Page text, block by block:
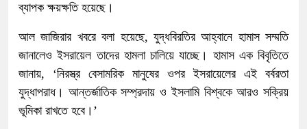
ব্যাপক ক্ষয়ক্ষতি হয়েছে।
আল জাজিরার খবরে বলা হয়েছে, যুদ্ধবিরতির আহ্বানে হামাস সম্মতি
জানালেও ইসরায়েল তাদের হামলা চালিয়ে যাচ্ছে। হামাস এক বিবৃতিতে
জানায়, ‘নিরস্ত্র বেসামরিক মানুষের ওপর ইসরায়েলের এই বর্বরতা
যুদ্ধাপরাধ। আন্তর্জাতিক সম্প্রদায় ও ইসলামি বিশ্বকে আরও সক্রিয়
ভূমিকা রাখতে হবে।’